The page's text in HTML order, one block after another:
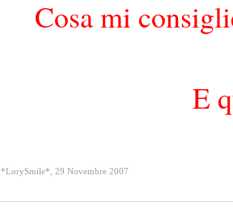
Cosa mi
E
*LorySmile* 29 Novembre 2007